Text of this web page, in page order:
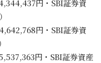
円・SBI証券資
円・SBI証券資
円・SBI証券資産